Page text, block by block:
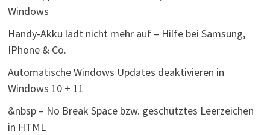
Windows
Handy-Akku lädt nicht mehr auf – Hilfe bei Samsung,
IPhone & Co.
Automatische Windows Updates deaktivieren in
Windows 10 + 11
&nbsp – No Break Space bzw. geschütztes Leerzeichen
in HTML